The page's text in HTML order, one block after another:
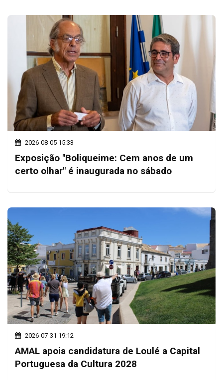
2026-08-05 15:33
Exposição "Boliqueime: Cem anos de um
certo olhar" é inaugurada no sábado
2026-07-31 19:12
AMAL apoia candidatura de Loulé a Capital
Portuguesa da Cultura 2028